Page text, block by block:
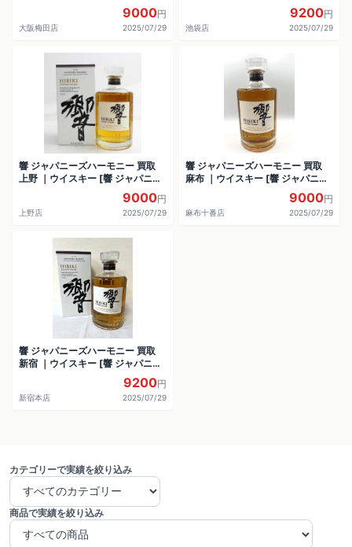
9000円
大阪梅田店 2025/07/29
9200円
池袋店 2025/07/29
響 ジャパニーズハーモニー 買取
上野 ｜ウイスキー [響 ジャパニー
9000円
上野店 2025/07/29
響 ジャパニーズハーモニー 買取
麻布 ｜ウイスキー [響 ジャパニー
9000円
麻布十番店 2025/07/29
響 ジャパニーズハーモニー 買取
新宿 ｜ウイスキー [響 ジャパニー
9200円
新宿本店 2025/07/29
カテゴリーで実績を絞り込み
商品で実績を絞り込み